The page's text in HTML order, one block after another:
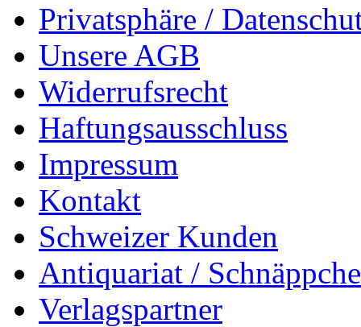
Privatsphäre /
Unsere AGB
Widerrufsrecht
Haftungsausschluss
Impressum
Kontakt
Schweizer Kunden
Antiquariat /
Verlagspartner